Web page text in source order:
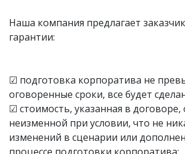
Наша компания предлагает
гарантии:
☑ подготовка корпоратива не
оговоренные сроки, все будет
☑ стоимость, указанная в договоре,
неизменной при условии, что не
изменений в сценарии или